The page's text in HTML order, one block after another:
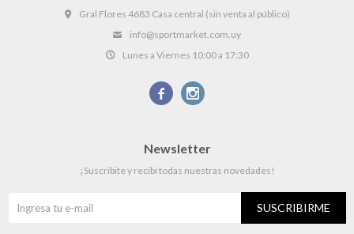
Gral Flores 4683 Casa central (sin venta al público)
info@sportmarket.com.uy
Lunes a Viernes 10:00 a 17:30
 
Newsletter
¡Suscribite y recibí todas nuestras novedades!
SUSCRIBIRME